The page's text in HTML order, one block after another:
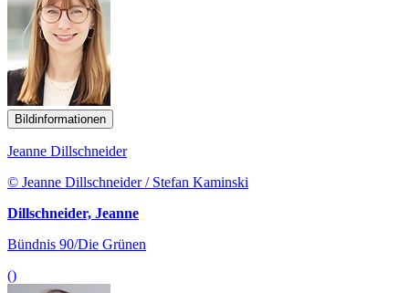
Bildinformationen
Jeanne Dillschneider
© Jeanne Dillschneider / Stefan Kaminski
Dillschneider, Jeanne
Bündnis 90/Die Grünen
()